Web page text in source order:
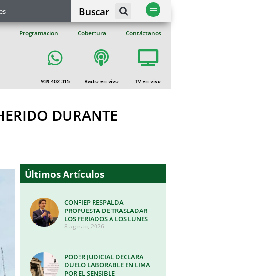
Buscar
Programacion Cobertura Contáctanos
939 402 315 Radio en vivo TV en vivo
DURANTE
Últimos Artículos
CONFIEP RESPALDA
PROPUESTA DE TRASLADAR
LOS FERIADOS A LOS LUNES
8 agosto, 2026
PODER JUDICIAL DECLARA
DUELO LABORABLE EN LIMA
POR EL SENSIBLE